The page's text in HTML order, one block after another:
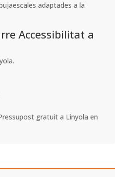
adaptades a la
Accessibilitat a
gratuit a Linyola en